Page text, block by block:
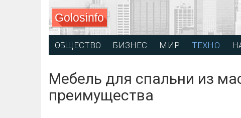
Golosinfo
ОБЩЕСТВО БИЗНЕС МИР ТЕХНО
Мебель для спальни из
преимущества